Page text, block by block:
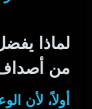
لماذا
من
أولاً، لأن